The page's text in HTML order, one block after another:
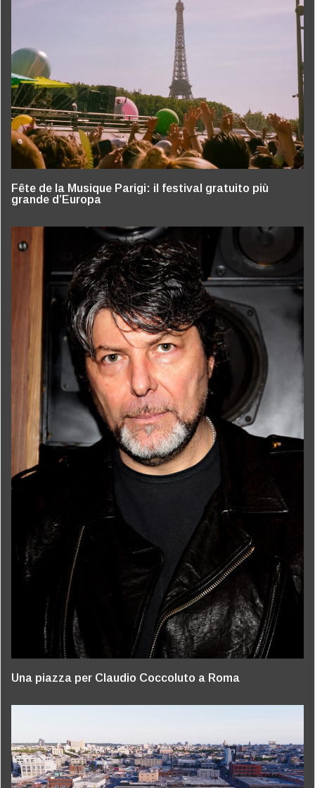
Fête de la Musique Parigi: il festival gratuito più
grande d’Europa
Una piazza per Claudio Coccoluto a Roma